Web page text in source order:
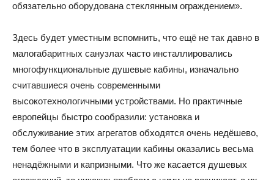
обязательно оборудована стеклянным ограждением».
Здесь будет уместным вспомнить, что ещё не так давно в
малогабаритных санузлах часто инсталлировались
многофункциональные душевые кабины, изначально
считавшиеся очень современными
высокотехнологичными устройствами. Но практичные
европейцы быстро сообразили: установка и
обслуживание этих агрегатов обходятся очень недёшево,
тем более что в эксплуатации кабины оказались весьма
ненадёжными и капризными. Что же касается душевых